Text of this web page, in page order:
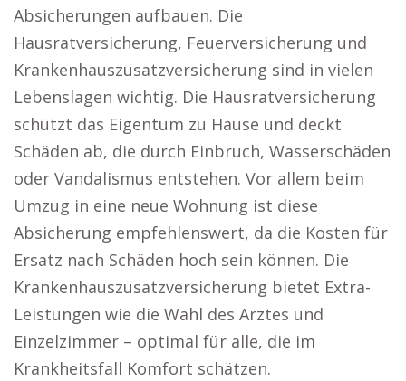
Absicherungen aufbauen. Die
Hausratversicherung, Feuerversicherung und
Krankenhauszusatzversicherung sind in vielen
Lebenslagen wichtig. Die Hausratversicherung
schützt das Eigentum zu Hause und deckt
Schäden ab, die durch Einbruch, Wasserschäden
oder Vandalismus entstehen. Vor allem beim
Umzug in eine neue Wohnung ist diese
Absicherung empfehlenswert, da die Kosten für
Ersatz nach Schäden hoch sein können. Die
Krankenhauszusatzversicherung bietet Extra-
Leistungen wie die Wahl des Arztes und
Einzelzimmer – optimal für alle, die im
Krankheitsfall Komfort schätzen.